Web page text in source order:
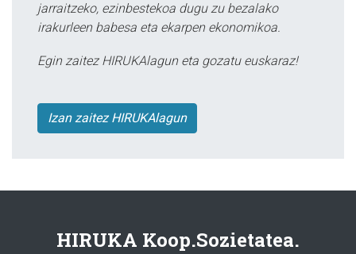
jarraitzeko, ezinbestekoa dugu zu bezalako
irakurleen babesa eta ekarpen ekonomikoa.
Egin zaitez HIRUKAlagun eta gozatu euskaraz!
Izan zaitez HIRUKAlagun
HIRUKA Koop.Sozietatea.